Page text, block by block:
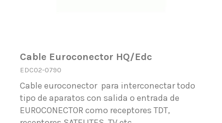
Cable Euroconector HQ/Edc
EDC02-0790
Cable euroconector para interconectar todo
tipo de aparatos con salida o entrada de
EUROCONECTOR como receptores TDT,